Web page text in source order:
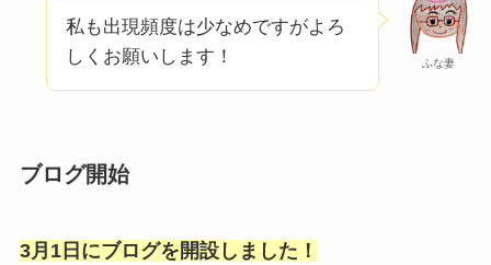
ふな妻
私も出現頻度は少なめですがよろ
しくお願いします！
ブログ開始
3月1日にブログを開設しました！